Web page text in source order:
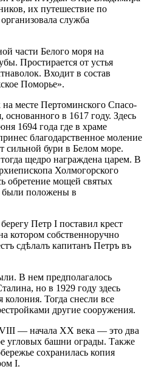
их путешествие по
служба
части Белого моря на
Простирается от устья
Входит в состав
Поморье».
месте Пертоминского Спасо-
в 1617 году. Здесь
1694 года где в храме
благодарственное моление
сильной бури в Белом море.
щедро награждена царем. В
Холмогорского
обретение мощей святых
были положены в
Петр I поставил крест
котором собственноручно
сдѣлалъ капитанъ Петръ въ
В нем предполагалось
но в 1929 году здесь
колония. Тогда снесли все
другие сооружения.
— начала XX века — это два
угловых башни ограды. Также
сохранилась копия
I.